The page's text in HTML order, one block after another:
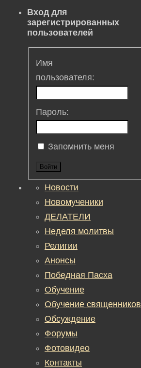
Вход для
зарегистрированных
пользователей
Имя
пользователя:
Пароль:
Запомнить меня
Войти
Новости
Новомученики
ДЕЛАТЕЛИ
Неделя молитвы
Религии
Анонсы
Победная Пасха
Обучение
Обучение священников
Обсуждение
Форумы
Фотовидео
Контакты